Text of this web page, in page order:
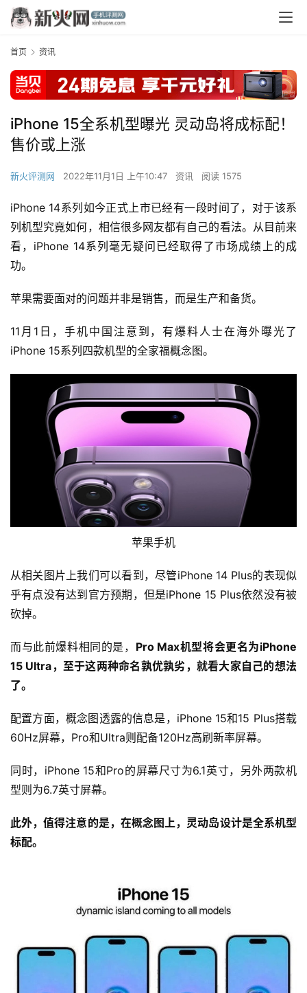
首页 资讯
iPhone 15全系机型曝光 灵动岛将成标配！
售价或上涨
新火评测网 2022年11月1日 上午10:47 资讯 阅读 1575
iPhone 14系列如今正式上市已经有一段时间了，对于该系
列机型究竟如何，相信很多网友都有自己的看法。从目前来
看，iPhone 14系列毫无疑问已经取得了市场成绩上的成
功。
苹果需要面对的问题并非是销售，而是生产和备货。
11月1日，手机中国注意到，有爆料人士在海外曝光了
iPhone 15系列四款机型的全家福概念图。
苹果手机
从相关图片上我们可以看到，尽管iPhone 14 Plus的表现似
乎有点没有达到官方预期，但是iPhone 15 Plus依然没有被
砍掉。
而与此前爆料相同的是， Pro Max机型将会更名为iPhone
15 Ultra，至于这两种命名孰优孰劣，就看大家自己的想法
了。
配置方面，概念图透露的信息是，iPhone 15和15 Plus搭载
60Hz屏幕，Pro和Ultra则配备120Hz高刷新率屏幕。
同时，iPhone 15和Pro的屏幕尺寸为6.1英寸，另外两款机
型则为6.7英寸屏幕。
此外，值得注意的是，在概念图上，灵动岛设计是全系机型
标配。